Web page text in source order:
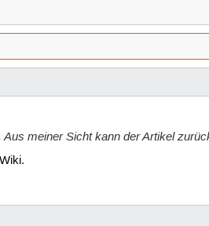
meiner Sicht kann der Artikel